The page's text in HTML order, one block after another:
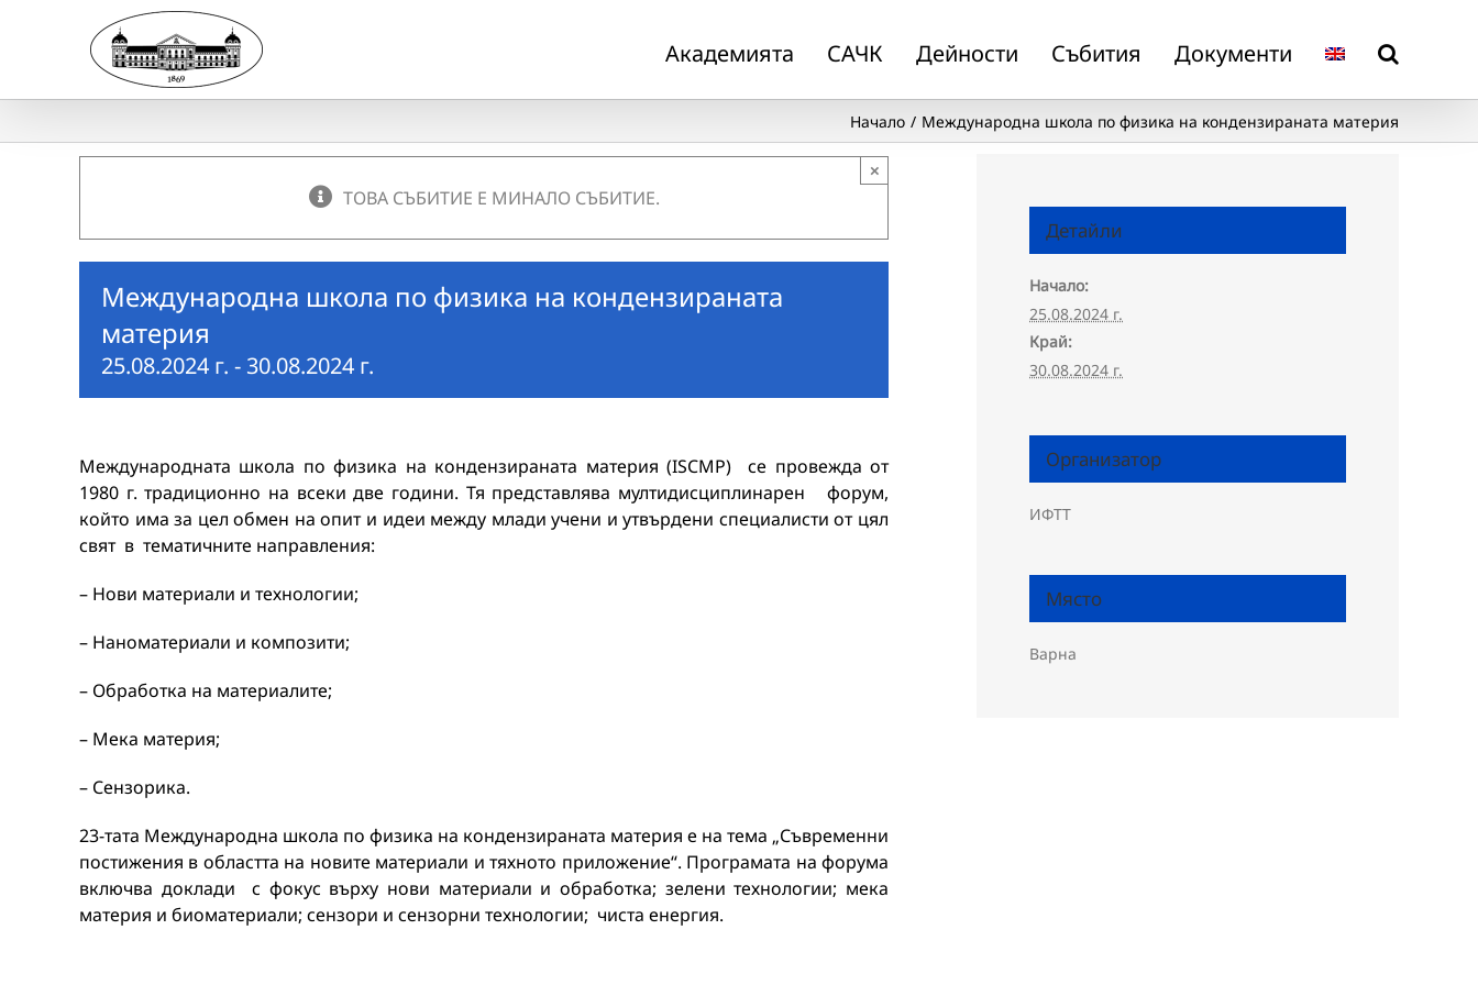
Академията САЧК Дейности Събития Документи
Начало Международна школа по физика на кондензираната материя
ТОВА СЪБИТИЕ Е МИНАЛО СЪБИТИЕ.
×
Международна школа по физика на кондензираната
материя
25.08.2024 г. - 30.08.2024 г.
Международната школа по физика на кондензираната материя (ISCMP) се провежда от
1980 г. традиционно на всеки две години. Тя представлява мултидисциплинарен форум,
който има за цел обмен на опит и идеи между млади учени и утвърдени специалисти от цял
свят в тематичните направления:
– Нови материали и технологии;
– Наноматериали и композити;
– Обработка на материалите;
– Мека материя;
– Сензорика.
23-тата Mеждународна школа по физика на кондензираната материя е на тема „Съвременни
постижения в областта на новите материали и тяхното приложение“. Програмата на форума
включва доклади с фокус върху нови материали и обработка; зелени технологии; мека
материя и биоматериали; сензори и сензорни технологии; чиста енергия.
Детайли
Начало:
25.08.2024 г.
Край:
30.08.2024 г.
Организатор
ИФТТ
Място
Варна